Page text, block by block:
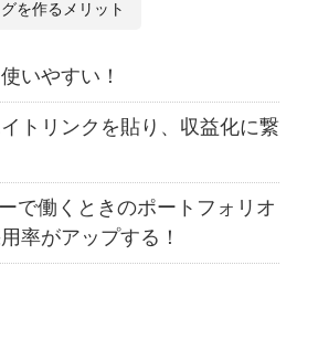
を作るメリット
いやすい！
トリンクを貼り、収益化に繋
で働くときのポートフォリオ
率がアップする！